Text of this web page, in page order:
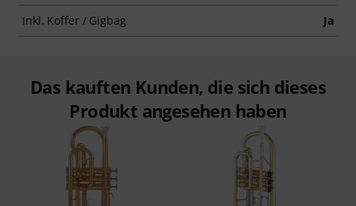
Inkl. Koffer / Gigbag Ja
Das kauften Kunden, die sich dieses
Produkt angesehen haben